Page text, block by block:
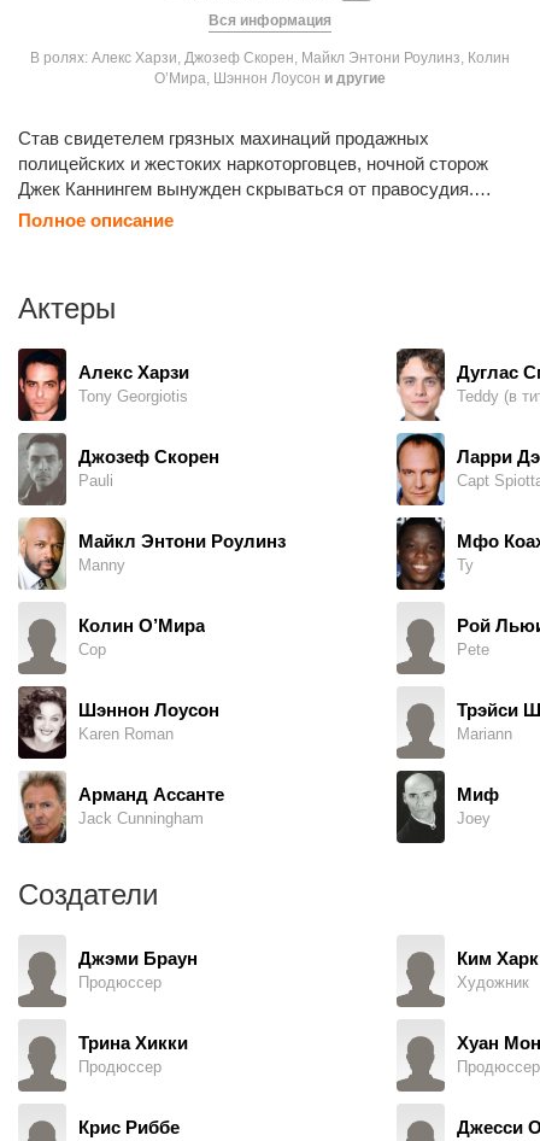
Вся информация
В ролях: Алекс Харзи, Джозеф Скорен, Майкл Энтони Роулинз, Колин
О’Мира, Шэннон Лоусон и другие
Став свидетелем грязных махинаций продажных
полицейских и жестоких наркоторговцев, ночной сторож
Джек Каннингем вынужден скрываться от правосудия.
Молодой парень Тэд, любитель острых ощущений, прячет
Рискуя жизнью, друзья начинают опасную игру с
воду…
Полное описание
Актеры
Алекс Харзи
Tony Georgiotis
Джозеф Скорен
Pauli
Майкл Энтони Роулинз
Manny
Колин О’Мира
Cop
Шэннон Лоусон
Karen Roman
Арманд Ассанте
Jack Cunningham
Дуглас
Teddy (в
Ларри
Capt
Мфо
Ty
Рой
Pete
Трэйси
Mariann
Миф
Joey
Создатели
Джэми Браун
Продюссер
Трина Хикки
Продюссер
Крис Риббе
Ким
Художник
Хуан
Продюссер
Джесси